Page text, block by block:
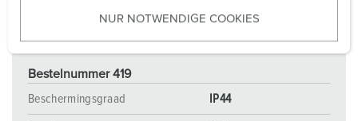
w
NUR NOTWENDIGE COOKIES
Bestelnummer 419
Beschermingsgraad
IP44